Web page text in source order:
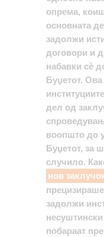
опрема,
основната
задолжи
договори и
набавки сѐ
Буџетот. Ова
дел од
воопшто до
Буџетот, за
случило.
нов
задолжи
побараат